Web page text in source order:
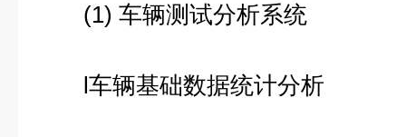
(1) 车辆测试分析系统
l车辆基础数据统计分析